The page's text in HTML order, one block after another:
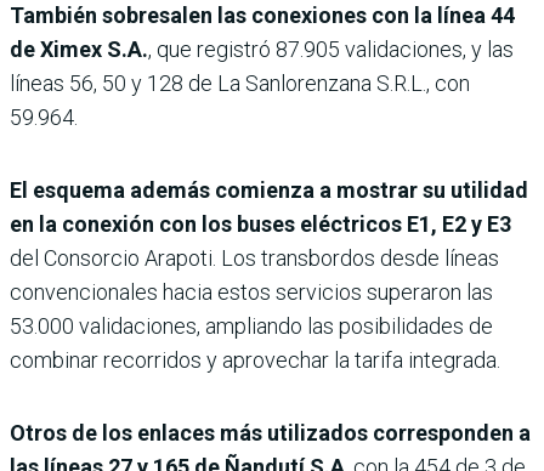
También sobresalen las conexiones con la línea 44
de Ximex S.A., que registró 87.905 validaciones, y las
líneas 56, 50 y 128 de La Sanlorenzana S.R.L., con
59.964.
El esquema además comienza a mostrar su utilidad
en la conexión con los buses eléctricos E1, E2 y E3
del Consorcio Arapoti. Los transbordos desde líneas
convencionales hacia estos servicios superaron las
53.000 validaciones, ampliando las posibilidades de
combinar recorridos y aprovechar la tarifa integrada.
Otros de los enlaces más utilizados corresponden a